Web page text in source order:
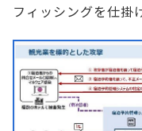
フィッシングを仕